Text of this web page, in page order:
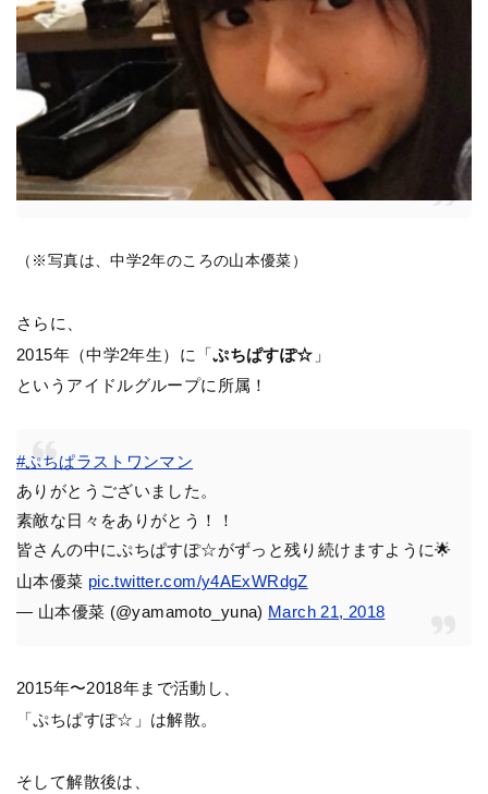
（※写真は、中学2年のころの山本優菜）
さらに、
2015年（中学2年生）に「ぷちぱすぽ☆ 」
というアイドルグループに所属！
#ぷちぱラストワンマン
ありがとうございました。
素敵な日々をありがとう！！
皆さんの中にぷちぱすぽ☆がずっと残り続けますように🌟
山本優菜 pic.twitter.com/y4AExWRdgZ
— 山本優菜 (@yamamoto_yuna) March 21, 2018
2015年〜2018年まで活動し、
「ぷちぱすぽ☆」は解散。
そして解散後は、